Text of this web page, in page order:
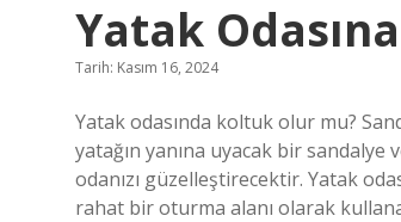
Yatak
Tarih: Kasım 16, 2024
Yatak odasında koltuk olur mu?
yatağın yanına uyacak bir
odanızı güzelleştirecektir. Yatak
rahat bir oturma alanı olarak